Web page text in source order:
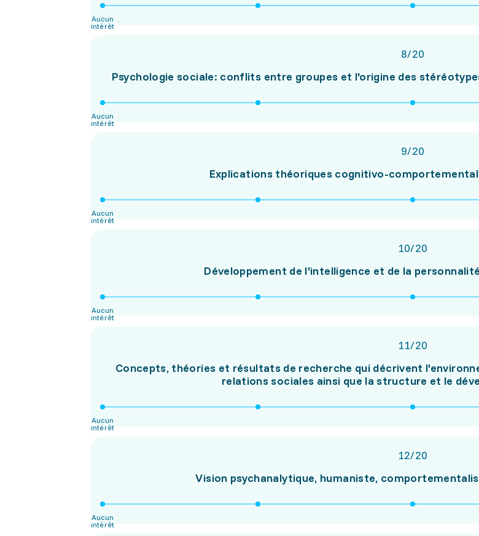
Aucun
intérêt
8/20
Psychologie sociale: conflits entre groupes et l'origine des
Aucun
intérêt
9/20
Explications théoriques cognitivo-
Aucun
intérêt
10/20
Développement de l'intelligence et de la
Aucun
intérêt
11/20
Concepts, théories et résultats de recherche qui décrivent
relations sociales ainsi que la structure et le
Aucun
intérêt
12/20
Vision psychanalytique, humaniste,
Aucun
intérêt